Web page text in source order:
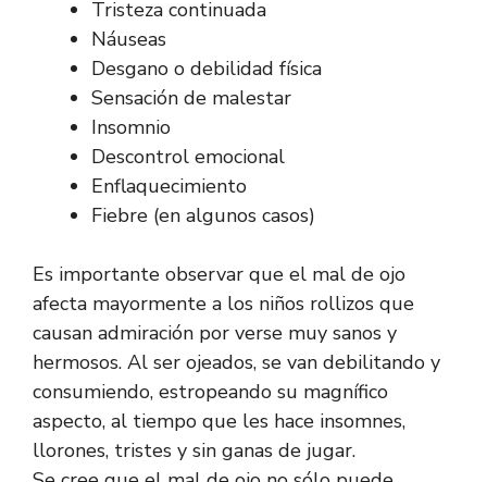
Tristeza continuada
Náuseas
Desgano o debilidad física
Sensación de malestar
Insomnio
Descontrol emocional
Enflaquecimiento
Fiebre (en algunos casos)
Es importante observar que el mal de ojo
afecta mayormente a los niños rollizos que
causan admiración por verse muy sanos y
hermosos. Al ser ojeados, se van debilitando y
consumiendo, estropeando su magnífico
aspecto, al tiempo que les hace insomnes,
llorones, tristes y sin ganas de jugar.